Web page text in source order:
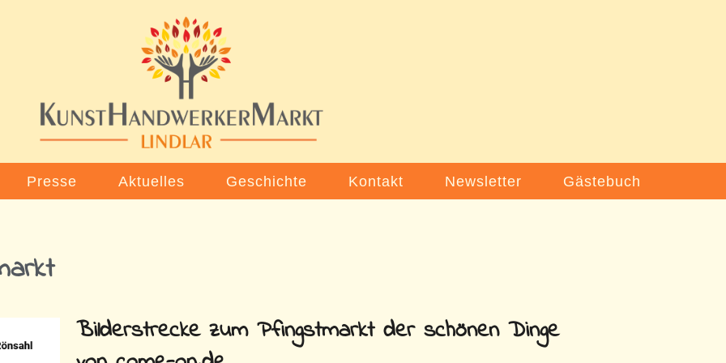
Presse Aktuelles Geschichte Kontakt Newsletter Gästebuch
Bilderstrecke zum Pfingstmarkt der schönen Dinge